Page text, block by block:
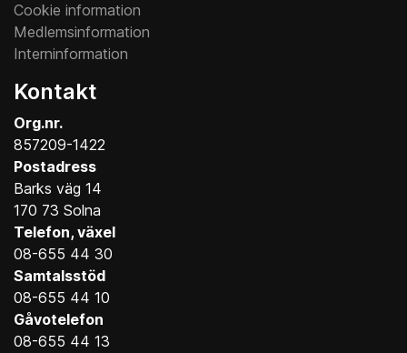
Cookie information
Medlemsinformation
Interninformation
Kontakt
Org.nr.
857209-1422
Postadress
Barks väg 14
170 73 Solna
Telefon, växel
08-655 44 30
Samtalsstöd
08-655 44 10
Gåvotelefon
08-655 44 13